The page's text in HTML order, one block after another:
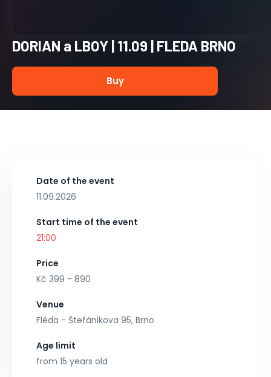
DORIAN a LBOY | 11.09 | FLEDA BRNO
Buy
Date of the event
11.09.2026
Start time of the event
21:00
Price
Kč 399 - 890
Venue
Fléda - Štefánikova 95, Brno
Age limit
from 15 years old